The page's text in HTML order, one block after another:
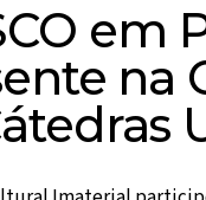
em
na